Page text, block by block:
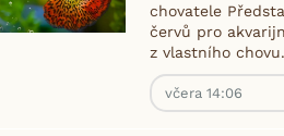
chovatele
červů pro
z vlastního
včera 14:06